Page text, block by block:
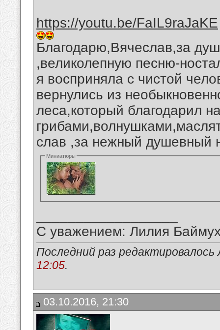
https://youtu.be/FaIL9raJaKE
Благодарю,Вячеслав,за
,великолепную песню-
я восприняла с чистой
вернулись из
леса,который благодарил
слав ,за нежный душевный
Миниатюры
С уважением: Лилия
Последний раз
12:05.
03.10.2016, 21:30